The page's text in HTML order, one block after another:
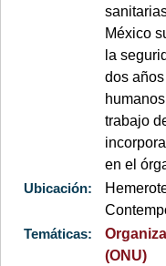
México
la
dos
trabajo
en el
Ubicación:
Temáticas:
(ONU)